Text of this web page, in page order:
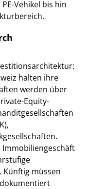
Vehikel bis hin
halten ihre
werden über
Equity-
müssen